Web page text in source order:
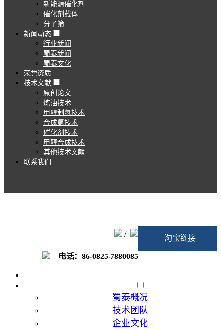
新能源催化剂
催化剂载体
分子筛
新闻动态
行业新闻
蜀泰新闻
蜀泰文化
荣誉资质
技术文献
原创论文
炼油技术
甲醇制氢技术
合成氨技术
催化剂技术
甲醇合成技术
其他技术文献
联系我们
淘宝链接
/
电话：86-0825-7880085
蜀泰概况
技术团队
企业文化